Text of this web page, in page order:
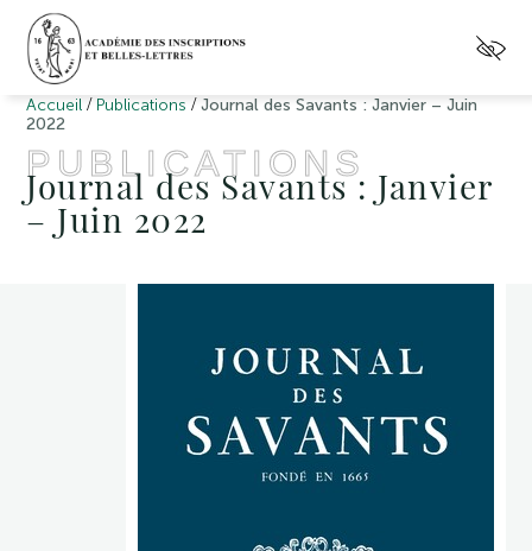
Accueil / Publications /Journal des Savants : Janvier – Juin
2022
PUBLICATIONS
Journal des Savants : Janvier
– Juin 2022